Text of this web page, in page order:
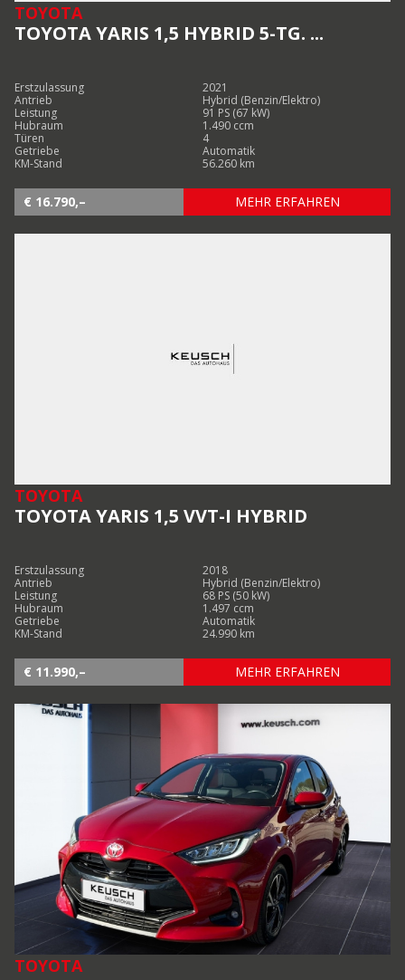
TOYOTA
TOYOTA YARIS 1,5 HYBRID 5-TG. ...
Erstzulassung
2021
Antrieb
Hybrid (Benzin/Elektro)
Leistung
91 PS (67 kW)
Hubraum
1.490 ccm
Türen
4
Getriebe
Automatik
KM-Stand
56.260 km
€ 16.790,– MEHR ERFAHREN
TOYOTA
TOYOTA YARIS 1,5 VVT-I HYBRID
Erstzulassung
2018
Antrieb
Hybrid (Benzin/Elektro)
Leistung
68 PS (50 kW)
Hubraum
1.497 ccm
Getriebe
Automatik
KM-Stand
24.990 km
€ 11.990,– MEHR ERFAHREN
TOYOTA